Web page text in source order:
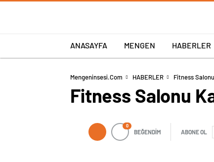
ANASAYFA MENGEN HABERLER
Mengeninsesi.com HABERLER Fitness
Fitness Salonu
0
BEĞENDİM ABONE OL